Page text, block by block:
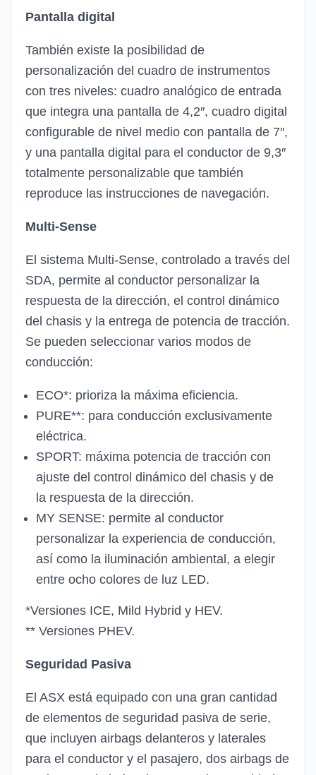
Pantalla digital
También existe la posibilidad de
personalización del cuadro de instrumentos
con tres niveles: cuadro analógico de entrada
que integra una pantalla de 4,2″, cuadro digital
configurable de nivel medio con pantalla de 7″,
y una pantalla digital para el conductor de 9,3″
totalmente personalizable que también
reproduce las instrucciones de navegación.
Multi-Sense
El sistema Multi-Sense, controlado a través del
SDA, permite al conductor personalizar la
respuesta de la dirección, el control dinámico
del chasis y la entrega de potencia de tracción.
Se pueden seleccionar varios modos de
conducción:
ECO*: prioriza la máxima eficiencia.
PURE**: para conducción exclusivamente
eléctrica.
SPORT: máxima potencia de tracción con
ajuste del control dinámico del chasis y de
la respuesta de la dirección.
MY SENSE: permite al conductor
personalizar la experiencia de conducción,
así como la iluminación ambiental, a elegir
entre ocho colores de luz LED.
*Versiones ICE, Mild Hybrid y HEV.
** Versiones PHEV.
Seguridad Pasiva
El ASX está equipado con una gran cantidad
de elementos de seguridad pasiva de serie,
que incluyen airbags delanteros y laterales
para el conductor y el pasajero, dos airbags de